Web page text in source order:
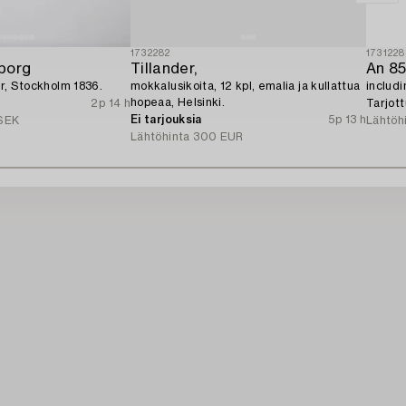
Stockholm 1836.
2p 14 h
1732282
Tillander,
mokkalusikoita, 12 kpl, emalia ja kullattua
hopeaa, Helsinki.
Ei tarjouksia
5p 13 h
Lähtöhinta 300 EUR
1731228